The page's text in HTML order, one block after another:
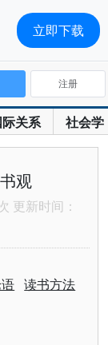
关系 社会学
注册
观
更新时间：
读书方法
立即下载